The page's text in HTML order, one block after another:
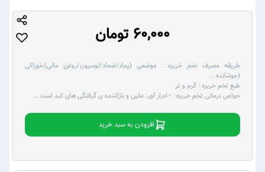
60,000 تومان
طریقه مصرف تخم خربزه : موضعی (پماد/ضماد/لوسیون/روغن مالی),خوراکی
(جوشانده...
طبع تخم خربزه : گرم و تر
خواص درمانی تخم خربزه : - ادرار آور، ملین و بازکننده ی گرفتگی های کبد است...
افزودن به سبد خرید